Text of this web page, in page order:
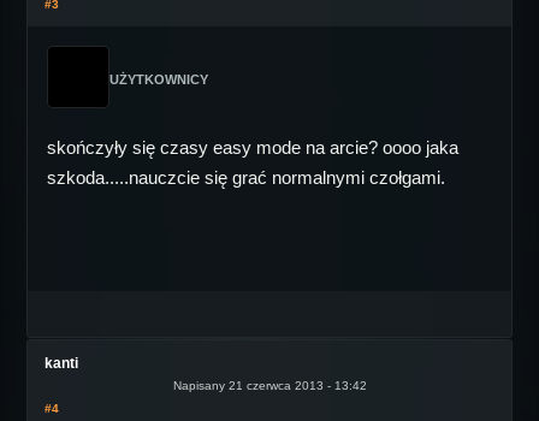
#3
UŻYTKOWNICY
skończyły się czasy easy mode na arcie? oooo jaka
szkoda.....nauczcie się grać normalnymi czołgami.
kanti
Napisany 21 czerwca 2013 - 13:42
#4